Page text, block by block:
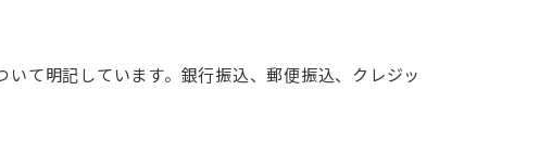
て明記しています。銀行振込、郵便振込、クレジッ